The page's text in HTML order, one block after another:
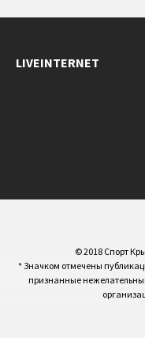
LIVEINTERNET
© 2018 Спорт
* Значком отмечены
признанные